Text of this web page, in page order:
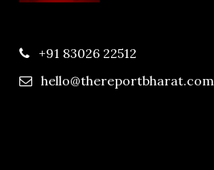
+91 83026 22512
hello@thereportbharat.com